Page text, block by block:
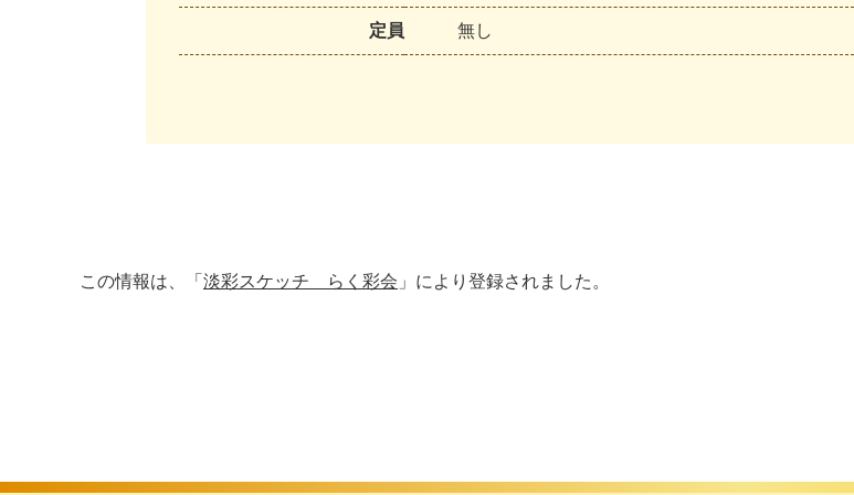
定員 無し
この情報は、「 淡彩スケッチ らく彩会 」により登録されました。